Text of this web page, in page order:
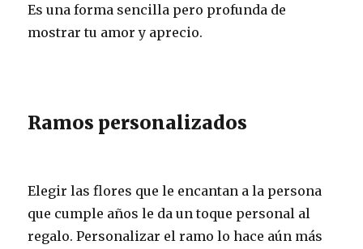
Es una forma sencilla pero profunda de
mostrar tu amor y aprecio.
Ramos personalizados
Elegir las flores que le encantan a la persona
que cumple años le da un toque personal al
regalo. Personalizar el ramo lo hace aún más